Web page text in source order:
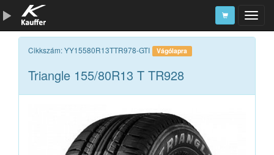
Szerszámkatalógus
Kosár
Alkatrészek
Cikkszám: YY15580R13TTR978-GTI Vágólapra
Triangle 155/80R13 T TR928